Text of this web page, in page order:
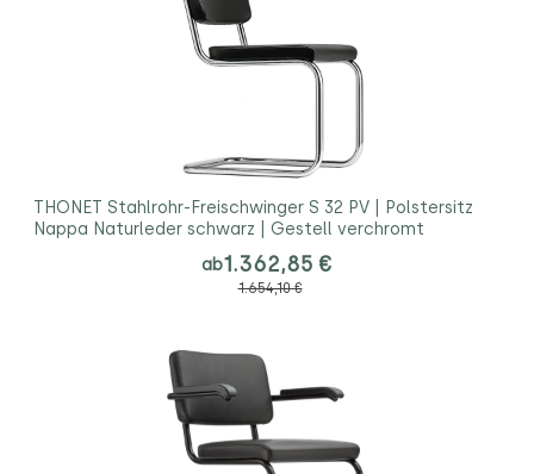
THONET Stahlrohr-Freischwinger S 32 PV | Polstersitz
Nappa Naturleder schwarz | Gestell verchromt
ab1.362,85 €
1.654,10 €